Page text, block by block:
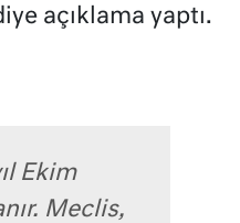
açıklama yaptı.
Ekim
Meclis,